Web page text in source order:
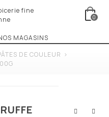
0
MAGASINS
DE COULEUR >